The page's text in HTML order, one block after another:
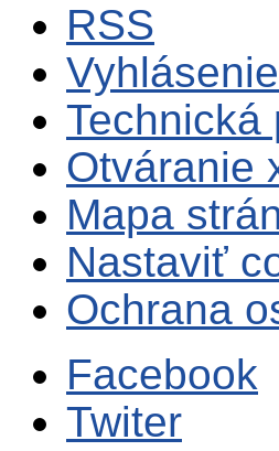
RSS
Technická
Otváranie
Mapa
Nastaviť
Ochrana
Facebook
Twiter